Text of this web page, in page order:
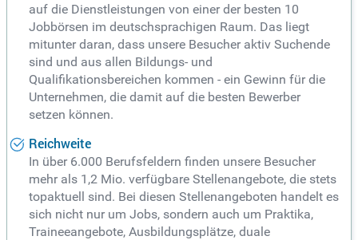
auf die Dienstleistungen von einer der besten 10
Jobbörsen im deutschsprachigen Raum. Das liegt
mitunter daran, dass unsere Besucher aktiv Suchende
sind und aus allen Bildungs- und
Qualifikationsbereichen kommen - ein Gewinn für die
Unternehmen, die damit auf die besten Bewerber
setzen können.
Reichweite
In über 6.000 Berufsfeldern finden unsere Besucher
mehr als 1,2 Mio. verfügbare Stellenangebote, die stets
topaktuell sind. Bei diesen Stellenangeboten handelt es
sich nicht nur um Jobs, sondern auch um Praktika,
Traineeangebote, Ausbildungsplätze, duale